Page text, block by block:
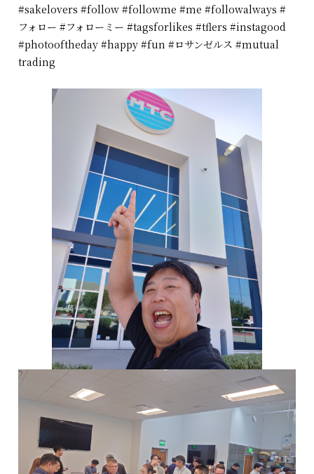
#sakelovers #follow #followme #me #followalways #
フォロー #フォローミー #tagsforlikes #tflers #instagood
#photooftheday #happy #fun #ロサンゼルス #mutual
trading